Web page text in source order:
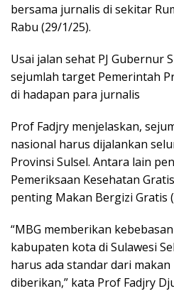
bersama jurnalis di sekitar
Rabu (29/1/25).
Usai jalan sehat PJ Gubernur
sejumlah target Pemerintah
di hadapan para jurnalis
Prof Fadjry menjelaskan,
nasional harus dijalankan
Provinsi Sulsel. Antara lain
Pemeriksaan Kesehatan
penting Makan Bergizi Gratis
“MBG memberikan
kabupaten kota di Sulawesi
harus ada standar dari
diberikan,” kata Prof Fadjry